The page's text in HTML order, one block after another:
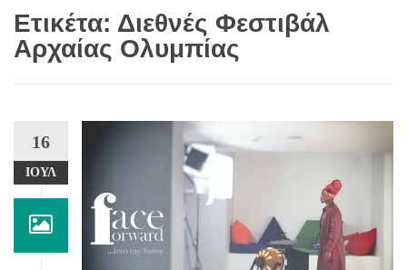
Ετικέτα: Διεθνές Φεστιβάλ
Αρχαίας Ολυμπίας
16
ΙΟΎΛ